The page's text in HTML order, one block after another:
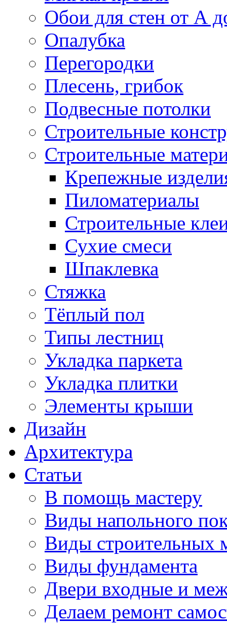
Обои для стен от А
Опалубка
Перегородки
Плесень, грибок
Подвесные потолки
Строительные
Строительные
Крепежные
Пиломатериалы
Строительные
Сухие смеси
Шпаклевка
Стяжка
Тёплый пол
Типы лестниц
Укладка паркета
Укладка плитки
Элементы крыши
Дизайн
Архитектура
Статьи
В помощь мастеру
Виды напольного
Виды строительных
Виды фундамента
Двери входные и
Делаем ремонт